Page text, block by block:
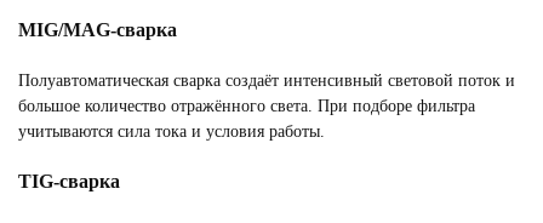
MIG/MAG-сварка
Полуавтоматическая сварка создаёт интенсивный световой поток и
большое количество отражённого света. При подборе фильтра
учитываются сила тока и условия работы.
TIG-сварка